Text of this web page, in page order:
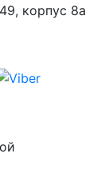
корпус 8а